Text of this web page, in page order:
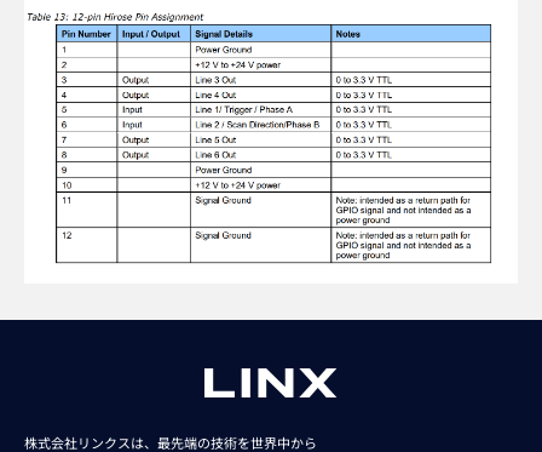
株式会社リンクスは、最先端の技術を世界中から